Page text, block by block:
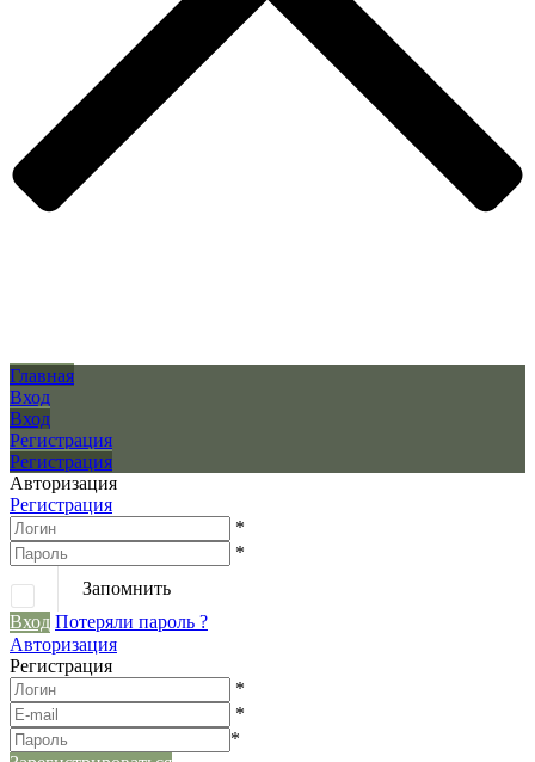
Главная
Вход
Вход
Регистрация
Регистрация
Авторизация
Регистрация
*
*
Запомнить
Вход Потеряли пароль ?
Авторизация
Регистрация
*
*
*